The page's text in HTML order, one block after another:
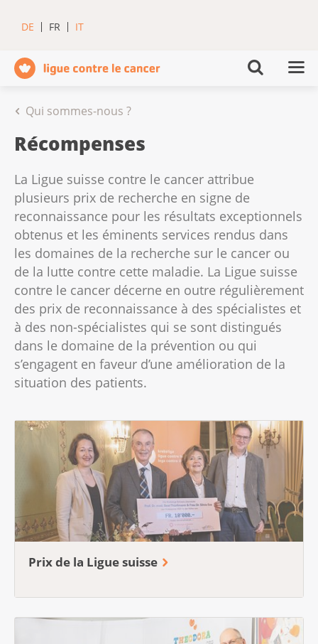
DE FR IT
Qui sommes-nous ?
Récompenses
La Ligue suisse contre le cancer attribue
plusieurs prix de recherche en signe de
reconnaissance pour les résultats exceptionnels
obtenus et les éminents services rendus dans
les domaines de la recherche sur le cancer ou
de la lutte contre cette maladie. La Ligue suisse
contre le cancer décerne en outre régulièrement
des prix de reconnaissance à des spécialistes et
à des non-spécialistes qui se sont distingués
dans le domaine de la prévention ou qui
s’engagent en faveur d’une amélioration de la
situation des patients.
Prix de la Ligue suisse